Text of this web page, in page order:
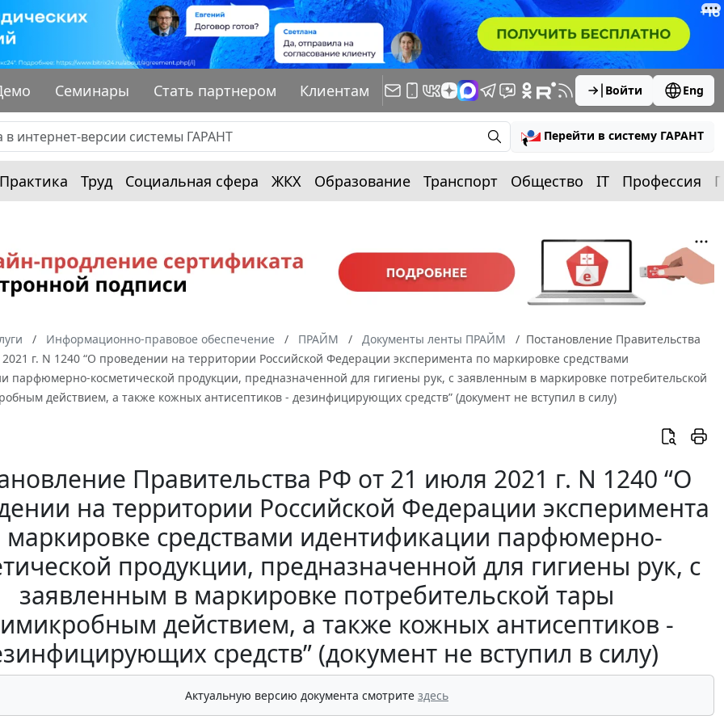
Семинары Стать партнером Клиентам Войти Eng
Перейти в систему ГАРАНТ
Практика Труд Социальная сфера ЖКХ Образование Транспорт Общество IT Профессия
Информационно-правовое обеспечение ПРАЙМ Документы ленты ПРАЙМ
Постановление Правительства
г. N 1240 “О проведении на территории Российской Федерации эксперимента по маркировке средствами
парфюмерно-косметической продукции, предназначенной для гигиены рук, с заявленным в маркировке потребительской
действием, а также кожных антисептиков - дезинфицирующих средств” (документ не вступил в силу)
Правительства РФ от 21 июля 2021 г. N 1240 “О
на территории Российской Федерации эксперимента
маркировке средствами идентификации парфюмерно-
продукции, предназначенной для гигиены рук, с
заявленным в маркировке потребительской тары
действием, а также кожных антисептиков -
средств” (документ не вступил в силу)
Актуальную версию документа смотрите здесь